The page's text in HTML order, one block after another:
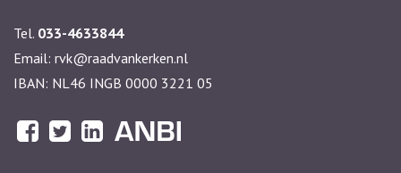
Tel. 033-4633844
Email: rvk@raadvankerken.nl
IBAN: NL46 INGB 0000 3221 05